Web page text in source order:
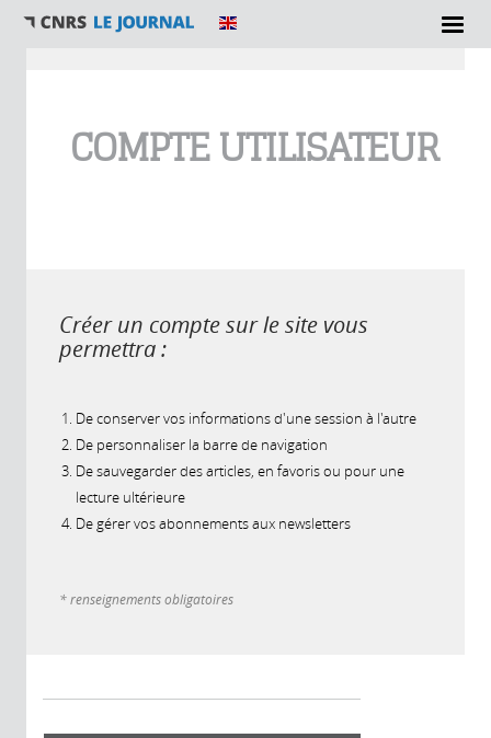
COMPTE UTILISATEUR
Créer un compte sur le site vous
permettra :
De conserver vos informations d'une session à l'autre
De personnaliser la barre de navigation
De sauvegarder des articles, en favoris ou pour une
lecture ultérieure
De gérer vos abonnements aux newsletters
* renseignements obligatoires